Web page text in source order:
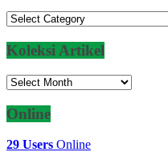
Kategori
Koleksi Artikel
Koleksi
Online
29 Users Online